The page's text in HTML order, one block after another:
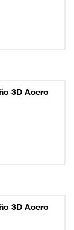
3D Acero
3D Acero